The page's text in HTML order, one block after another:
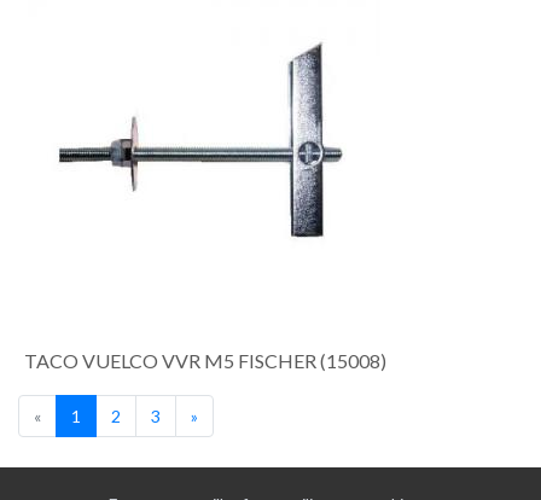
TACO VUELCO VVR M5 FISCHER (15008)
« 1 2 3 »